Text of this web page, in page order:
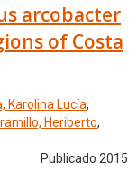
arcobacter
of Costa
Karolina Lucía,
Heriberto,
Publicado 2015